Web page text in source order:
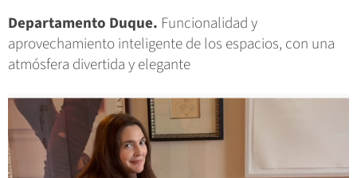
Departamento Duque. Funcionalidad y
aprovechamiento inteligente de los espacios, con una
atmósfera divertida y elegante